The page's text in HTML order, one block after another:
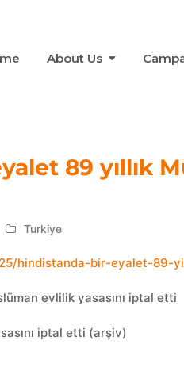
About Us
89 yıllık
Turkiye
hindistanda-bir-eyalet-89-
evlilik yasasını iptal etti
iptal etti (arşiv)